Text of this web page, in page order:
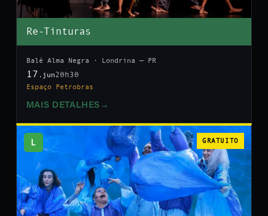
Re-Tinturas
Balé Alma Negra · Londrina — PR
17 .jun20h30
Espaço Petrobras
MAIS DETALHES →
L GRATUITO